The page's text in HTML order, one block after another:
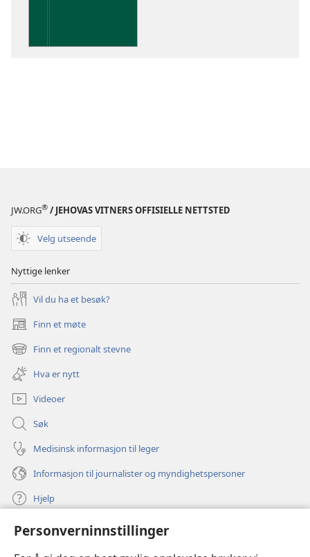
Personverninnstillinger
JW.ORG® / JEHOVAS VITNERS OFFISIELLE NETTSTED
Velg utseende
Nyttige lenker
Vil du ha et besøk?
Finn et møte
(åpner
nytt
vindu)
Finn et regionalt stevne
(åpner
nytt
vindu)
Hva er nytt
Videoer
Søk
Medisinsk informasjon til leger
Informasjon til journalister og myndighetspersoner
Hjelp
Bidrag
(åpner
nytt